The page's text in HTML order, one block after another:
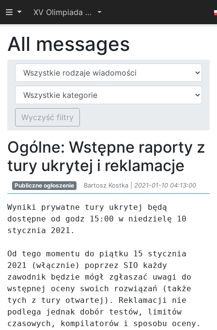
Przełącz widoczność menu
XV Olimpiada Informatyczna Juniorów – I etap
All messages
Typ wiadomości
Kategoria
Wyczyść filtry
Ogólne: Wstępne raporty z
tury ukrytej i reklamacje
Publiczne ogłoszenie Bartosz Kostka | 2021-01-10 04:13:00
Wyniki prywatne tury ukrytej będą
dostępne od godz 15:00 w niedzielę 10
stycznia 2021.
Od tego momentu do piątku 15 stycznia
2021 (włącznie) poprzez SIO każdy
zawodnik będzie mógł zgłaszać uwagi do
wstępnej oceny swoich rozwiązań (także
tych z tury otwartej). Reklamacji nie
podlega jednak dobór testów, limitów
czasowych, kompilatorów i sposobu oceny.